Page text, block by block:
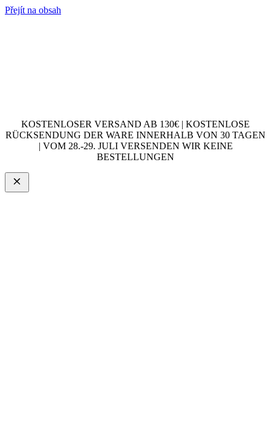
Přejít na obsah
KOSTENLOSER VERSAND AB 130€ | KOSTENLOSE
RÜCKSENDUNG DER WARE INNERHALB VON 30 TAGEN
| VOM 28.-29. JULI VERSENDEN WIR KEINE
BESTELLUNGEN